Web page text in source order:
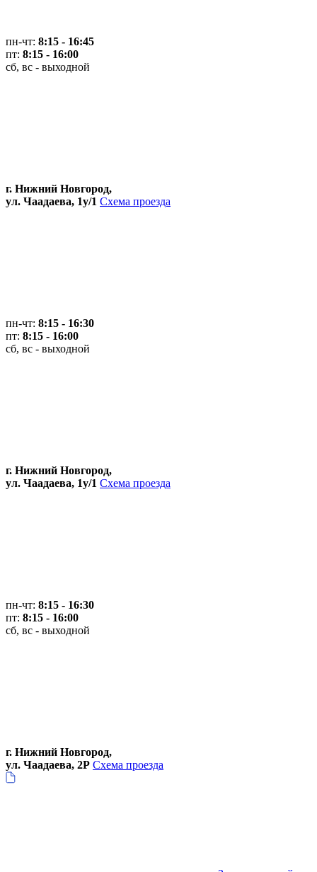
пн-чт: 8:15 - 16:45
пт: 8:15 - 16:00
сб, вс - выходной
г. Нижний Новгород,
ул. Чаадаева, 1у/1 Схема проезда
пн-чт: 8:15 - 16:30
пт: 8:15 - 16:00
сб, вс - выходной
г. Нижний Новгород,
ул. Чаадаева, 1у/1 Схема проезда
пн-чт: 8:15 - 16:30
пт: 8:15 - 16:00
сб, вс - выходной
г. Нижний Новгород,
ул. Чаадаева, 2Р Схема проезда